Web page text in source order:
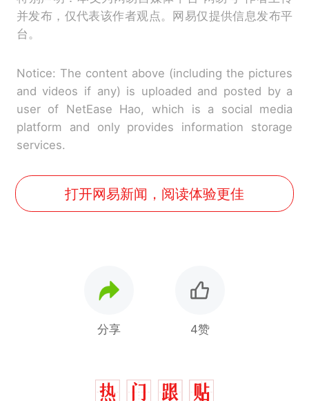
并发布，仅代表该作者观点。网易仅提供信息发布平
台。
Notice: The content above (including the pictures
and videos if any) is uploaded and posted by a
user of NetEase Hao, which is a social media
platform and only provides information storage
services.
打开网易新闻，阅读体验更佳
分享 4赞
热
十多万人报名的考试，成绩